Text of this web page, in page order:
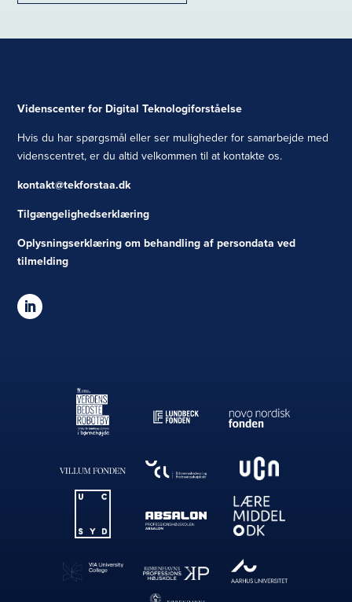
Videnscenter for Digital Teknologiforståelse
Hvis du har spørgsmål eller ser muligheder for samarbejde med
videnscentret, er du altid velkommen til at kontakte os.
kontakt@tekforstaa.dk
Tilgængelighedserklæring
Oplysningserklæring om behandling af persondata ved
tilmelding